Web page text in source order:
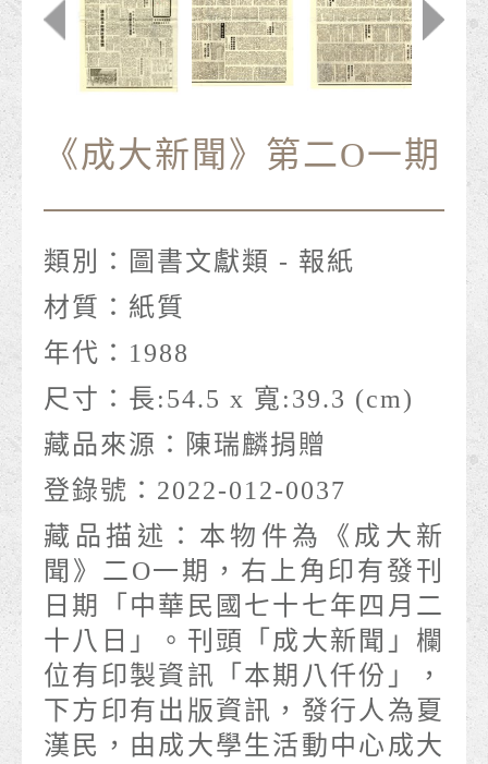
《成大新聞》第二Ο一期
類別：
圖書文獻類 - 報紙
材質： 紙質
年代： 1988
尺寸： 長:54.5 x 寬:39.3 (cm)
藏品來源：
陳瑞麟捐贈
登錄號： 2022-012-0037
藏品描述： 本物件為《成大新
聞》二Ο一期，右上角印有發刊
日期「中華民國七十七年四月二
十八日」。刊頭「成大新聞」欄
位有印製資訊「本期八仟份」，
下方印有出版資訊，發行人為夏
漢民，由成大學生活動中心成大